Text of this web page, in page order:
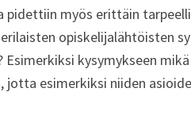
myös erittäin
opiskelijalähtöisten
kysymykseen
jotta esimerkiksi niiden